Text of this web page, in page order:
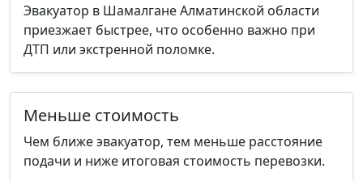
Эвакуатор в Шамалгане Алматинской области
приезжает быстрее, что особенно важно при
ДТП или экстренной поломке.
Меньше стоимость
Чем ближе эвакуатор, тем меньше расстояние
подачи и ниже итоговая стоимость перевозки.